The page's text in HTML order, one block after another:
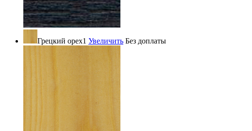
Грецкий орех1 Увеличить Без доплаты